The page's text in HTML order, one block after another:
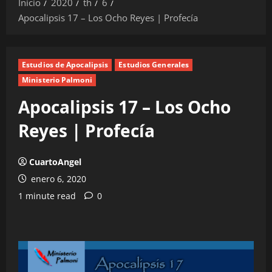
Inicio 2020 th
6
Apocalipsis 17 – Los Ocho Reyes | Profecía
Estudios de Apocalipsis
Estudios Generales
Ministerio Palmoni
Apocalipsis 17 – Los Ocho
Reyes | Profecía
CuartoAngel
enero 6, 2020
1 minute read
0